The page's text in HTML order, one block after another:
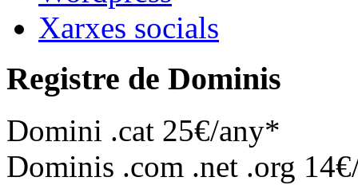
Xarxes socials
Registre de Dominis
Domini .cat 25€/any*
Dominis .com .net .org